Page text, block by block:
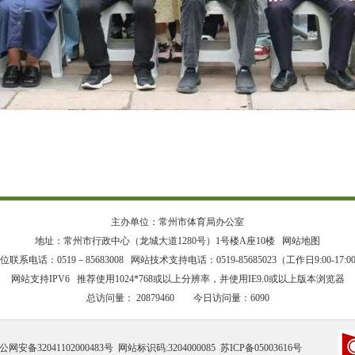
主办单位：常州市体育局办公室
地址：常州市行政中心（龙城大道1280号）1号楼A座10楼
网站地图
联系电话：0519－85683008 网站技术支持电话：0519-85685023（工作日9:00-
网站支持IPV6 推荐使用1024*768或以上分辨率，并使用IE9.0或以上版本浏览器
总访问量： 20879460 今日访问量： 6090
网安备32041102000483号 网站标识码:3204000085 苏ICP备05003616号